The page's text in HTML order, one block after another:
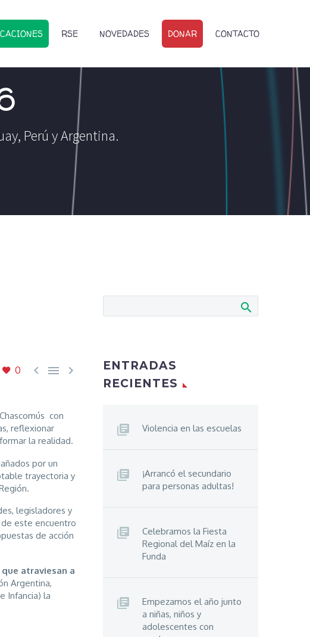
RSE NOVEDADES DONAR CONTACTO
Perú y Argentina.
0   
con
reflexionar
la realidad.
por un
trayectoria y
legisladores y
este encuentro
de acción
atraviesan a
Argentina,
Infancia) la
ENTRADAS
RECIENTES
Violencia en las escuelas
¡Arrancó el secundario
para personas adultas!
Celebramos la Fiesta
Regional del Maíz en la
Funda
Empezamos el año junto
a niñas, niños y
adolescentes con